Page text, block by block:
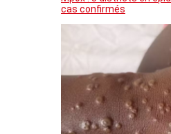
cas confirmés